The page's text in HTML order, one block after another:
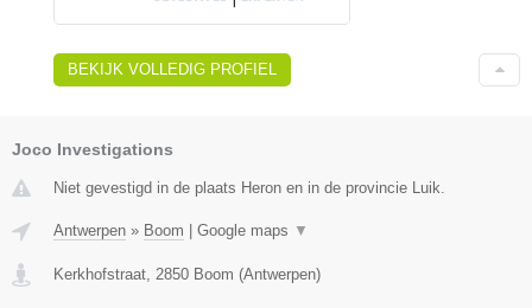
BEKIJK VOLLEDIG PROFIEL
Joco Investigations
Niet gevestigd in de plaats Heron en in de provincie Luik.
Antwerpen » Boom Google maps ▼
Kerkhofstraat, 2850 Boom (Antwerpen)